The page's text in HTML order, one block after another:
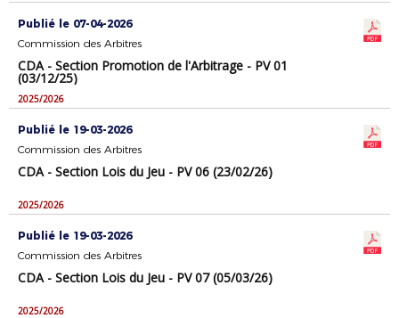
Publié le 07-04-2026
Commission des Arbitres
CDA - Section Promotion de l'Arbitrage - PV 01
(03/12/25)
2025/2026
Publié le 19-03-2026
Commission des Arbitres
CDA - Section Lois du Jeu - PV 06 (23/02/26)
2025/2026
Publié le 19-03-2026
Commission des Arbitres
CDA - Section Lois du Jeu - PV 07 (05/03/26)
2025/2026